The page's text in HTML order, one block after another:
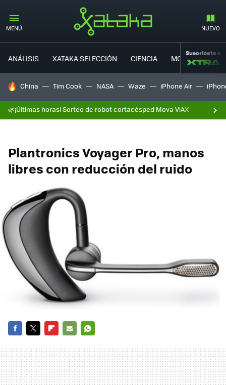
MENÚ NUEVO
ANÁLISIS XATAKA SELECCIÓN CIENCIA MOVILIDAD
Suscríbete a
HOY SE HABLA DE
China Tim Cook NASA Waze iPhone Air
🌿¡Últimas horas! Sorteo de robot cortacésped Mova ViAX
Plantronics Voyager Pro, manos
libres con reducción del ruido
MAIL